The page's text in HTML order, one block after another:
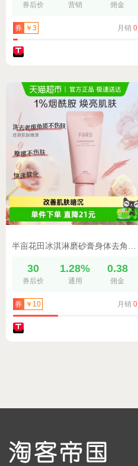
券后价 营销 佣金
券 ￥3 月销 0
30
券后价
1.28%
通用
0.38
佣金
券 ￥10 月销 0